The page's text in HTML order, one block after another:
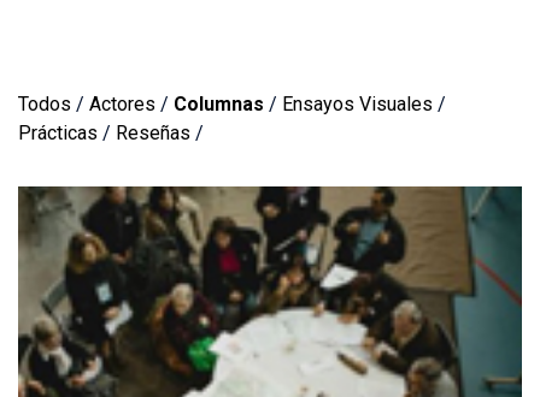
Todos / Actores / Columnas / Ensayos Visuales /
Prácticas / Reseñas /